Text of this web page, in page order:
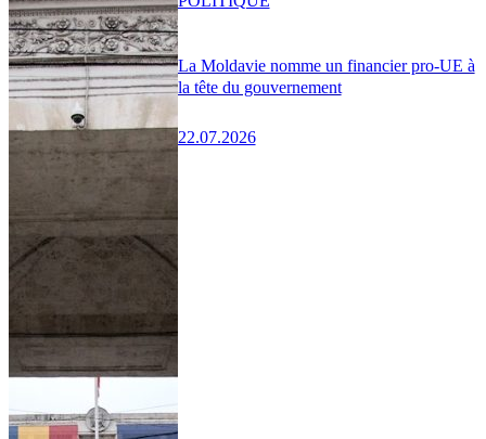
La Moldavie nomme un financier pro-UE à
la tête du gouvernement
22.07.2026